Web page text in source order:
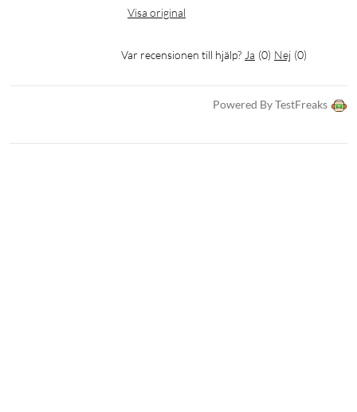
Visa original
Var recensionen till hjälp? Ja (0) Nej (0)
Powered By TestFreaks